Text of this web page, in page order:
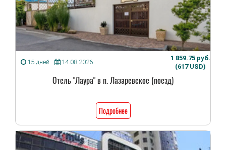
15 дней 14.08.2026
1 859.75 руб.
(617 USD)
Отель "Лаура" в п. Лазаревское (поезд)
Подробнее